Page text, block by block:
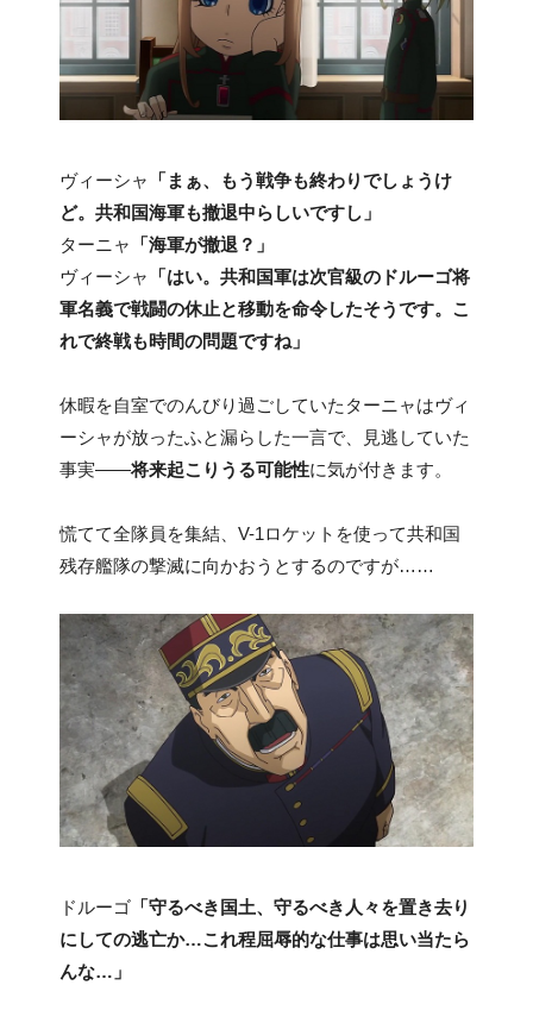
ヴィーシャ
「まぁ、もう戦争も終わりでしょうけ
ど。共和国海軍も撤退中らしいですし」
ターニャ
「海軍が撤退？」
ヴィーシャ
「はい。共和国軍は次官級のドルーゴ将
軍名義で戦闘の休止と移動を命令したそうです。こ
れで終戦も時間の問題ですね」
休暇を自室でのんびり過ごしていたターニャはヴィ
ーシャが放ったふと漏らした一言で、見逃していた
事実――将来起こりうる可能性に気が付きます。
慌てて全隊員を集結、V-1ロケットを使って共和国
残存艦隊の撃滅に向かおうとするのですが……
ドルーゴ 「守るべき国土、守るべき人々を置き去り
にしての逃亡か…これ程屈辱的な仕事は思い当たら
んな…」